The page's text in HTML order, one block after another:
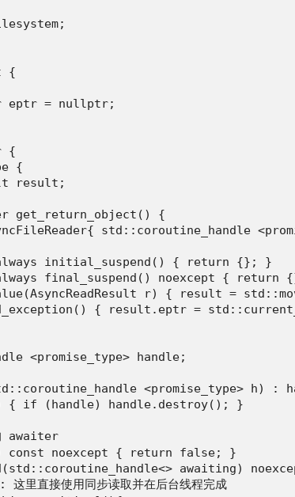
{
eptr = nullptr;
{
{
result;
get_return_object() {
std::coroutine_handle
initial_suspend() { return {}; }
final_suspend() noexcept { return
r) { result =
{ result.eptr =
<promise_type> handle;
<promise_type> h) :
{ if (handle) handle.destroy(); }
awaiter
const noexcept { return false; }
awaiting)
里直接使用同步读取并在后台线程完成